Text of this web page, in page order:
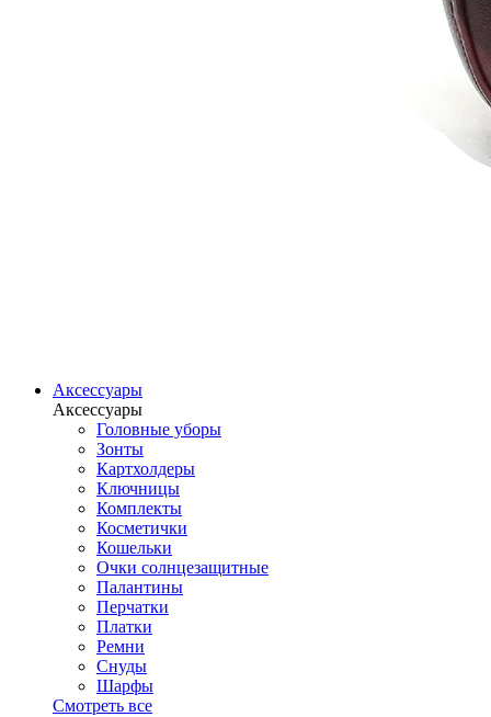
Аксессуары
Аксессуары
Головные уборы
Зонты
Картхолдеры
Ключницы
Комплекты
Косметички
Кошельки
Очки солнцезащитные
Палантины
Перчатки
Платки
Ремни
Снуды
Шарфы
Смотреть все